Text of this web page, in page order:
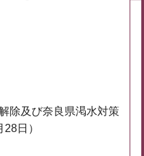
除及び奈良県渇水対策
日）